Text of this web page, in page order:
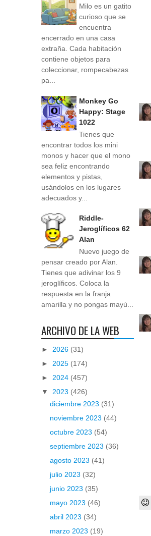
Milo es un gatito
curioso que se
encuentra
encerrado en una casa
extraña. Cada habitación
contiene objetos para
coleccionar, rompecabezas
pa...
Monkey Go
Happy: Stage
1022
Tienes que
encontrar todos los mini
monos y hacer que el mono
sea feliz encontrando
elementos y pistas,
usándolos en los lugares
adecuados y...
Riddle-
Jeroglíficos 62
Alan
Nuevo juego de
pensar creado por Alan.
Tienes que adivinar los 9
jeroglíficos. Coloca la
respuesta en la franja
amarilla y no pongas mayú...
ARCHIVO DE LA WEB
► 2026 (31)
► 2025 (174)
► 2024 (457)
▼ 2023 (426)
diciembre 2023 (31)
noviembre 2023 (44)
octubre 2023 (54)
septiembre 2023 (36)
agosto 2023 (41)
julio 2023 (32)
junio 2023 (35)
mayo 2023 (46)
abril 2023 (34)
marzo 2023 (19)